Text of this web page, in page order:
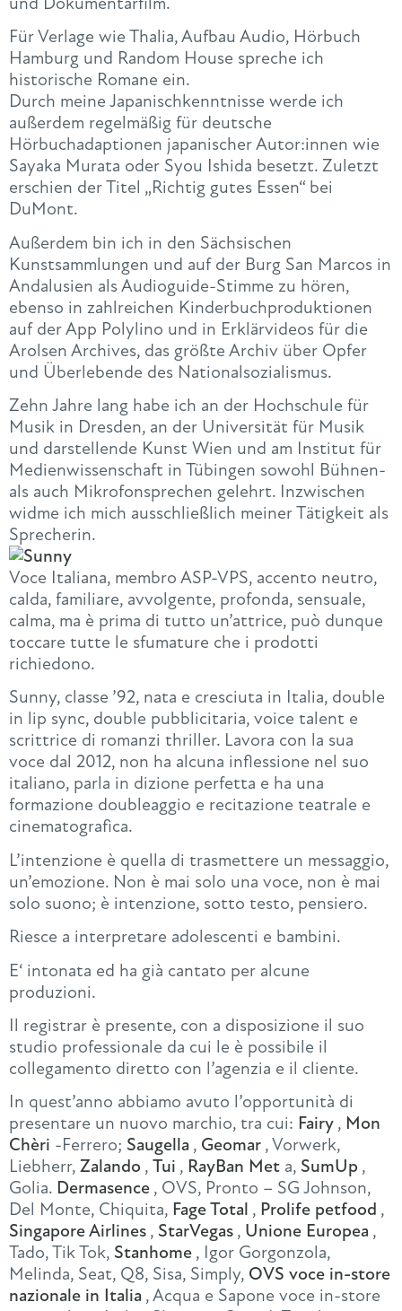
Für Verlage wie Thalia, Aufbau Audio, Hörbuch
Hamburg und Random House spreche ich
historische Romane ein.
Durch meine Japanischkenntnisse werde ich
außerdem regelmäßig für deutsche
Hörbuchadaptionen japanischer Autor:innen wie
Sayaka Murata oder Syou Ishida besetzt. Zuletzt
erschien der Titel „Richtig gutes Essen“ bei
DuMont.
Außerdem bin ich in den Sächsischen
Kunstsammlungen und auf der Burg San Marcos in
Andalusien als Audioguide-Stimme zu hören,
ebenso in zahlreichen Kinderbuchproduktionen
auf der App Polylino und in Erklärvideos für die
Arolsen Archives, das größte Archiv über Opfer
und Überlebende des Nationalsozialismus.
Zehn Jahre lang habe ich an der Hochschule für
Musik in Dresden, an der Universität für Musik
und darstellende Kunst Wien und am Institut für
Medienwissenschaft in Tübingen sowohl Bühnen-
als auch Mikrofonsprechen gelehrt. Inzwischen
widme ich mich ausschließlich meiner Tätigkeit als
Sprecherin.
Voce Italiana, membro ASP-VPS, accento neutro,
calda, familiare, avvolgente, profonda, sensuale,
calma, ma è prima di tutto un’attrice, può dunque
toccare tutte le sfumature che i prodotti
richiedono.
Sunny, classe ’92, nata e cresciuta in Italia, double
in lip sync, double pubblicitaria, voice talent e
scrittrice di romanzi thriller. Lavora con la sua
voce dal 2012, non ha alcuna inflessione nel suo
italiano, parla in dizione perfetta e ha una
formazione doubleaggio e recitazione teatrale e
cinematografica.
L’intenzione è quella di trasmettere un messaggio,
un’emozione. Non è mai solo una voce, non è mai
solo suono; è intenzione, sotto testo, pensiero.
Riesce a interpretare adolescenti e bambini.
E‘ intonata ed ha già cantato per alcune
produzioni.
Il registrar è presente, con a disposizione il suo
studio professionale da cui le è possibile il
collegamento diretto con l’agenzia e il cliente.
In quest’anno abbiamo avuto l’opportunità di
presentare un nuovo marchio, tra cui: Fairy , Mon
Chèri -Ferrero; Saugella , Geomar , Vorwerk,
Liebherr, Zalando , Tui , RayBan Met a, SumUp ,
Golia. Dermasence , OVS, Pronto – SG Johnson,
Del Monte, Chiquita, Fage Total , Prolife petfood ,
Singapore Airlines , StarVegas , Unione Europea ,
Tado, Tik Tok, Stanhome , Igor Gorgonzola,
Melinda, Seat, Q8, Sisa, Simply, OVS voce in-store
nazionale in Italia , Acqua e Sapone voce in-store